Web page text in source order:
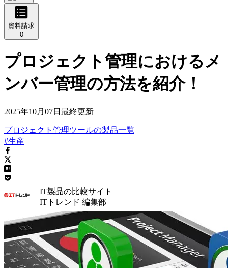
資料請求
0
プロジェクト管理におけるメ
ンバー管理の方法を紹介！
2025年10月07日 最終更新
プロジェクト管理ツールの製品一覧
#生産
IT製品の比較サイト
ITトレンド 編集部